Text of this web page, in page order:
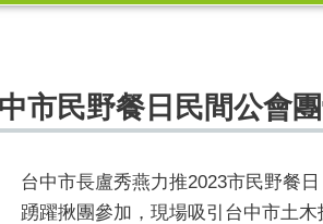
市民野餐日民間公會
台中市長盧秀燕力推2023市民野餐
踴躍揪團參加，現場吸引台中市土